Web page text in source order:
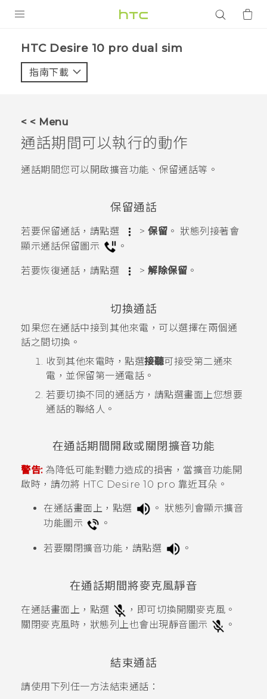
VIVE
登入
HTC Desire 10 pro dual sim‎
指南下載
< < Menu
通話期間可以執行的動作
通話期間您可以開啟擴音功能、保留通話等。
保留通話
若要保留通話，請點選 > 保留 。 狀態列接著會
顯示通話保留圖示
。
若要恢復通話，請點選 > 解除保留 。
切換通話
如果您在通話中接到其他來電，可以選擇在兩個通
話之間切換。
收到其他來電時，點選接聽可接受第二通來
電，並保留第一通電話。
若要切換不同的通話方，請點選畫面上您想要
通話的聯絡人。
在通話期間開啟或關閉擴音功能
警告:為降低可能對聽力造成的損害，當擴音功能開
啟時，請勿將 HTC Desire 10 pro 靠近耳朵。
在通話畫面上，點選 。 狀態列會顯示擴音
功能圖示
。
若要關閉擴音功能，請點選 。
在通話期間將麥克風靜音
在通話畫面上，點選
，即可切換開關麥克風。
關閉麥克風時，狀態列上也會出現靜音圖示
。
結束通話
請使用下列任一方法結束通話：